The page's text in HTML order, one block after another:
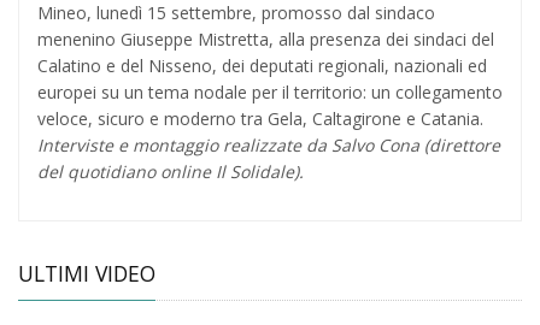
Mineo, lunedì 15 settembre, promosso dal sindaco
menenino Giuseppe Mistretta, alla presenza dei sindaci del
Calatino e del Nisseno, dei deputati regionali, nazionali ed
europei su un tema nodale per il territorio: un collegamento
veloce, sicuro e moderno tra Gela, Caltagirone e Catania.
Interviste e montaggio realizzate da Salvo Cona (direttore
del quotidiano online Il Solidale).
ULTIMI VIDEO